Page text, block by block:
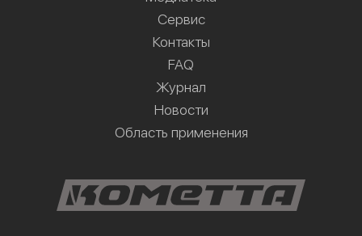
Сервис
Контакты
FAQ
Журнал
Новости
Область применения